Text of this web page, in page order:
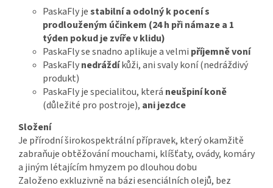
PaskaFly jestabilní a odolný k pocení s
prodlouženým účinkem (24 h při námaze a 1
týden pokud je zvíře v klidu)
PaskaFly se snadno aplikuje a velmi příjemně voní
PaskaFlynedráždíkůži, ani svaly koní (nedráždivý
produkt)
PaskaFly je specialitou, která neušpiní koně
(důležité pro postroje), ani jezdce
Složení
Je přírodní širokospektrální přípravek, který okamžitě
zabraňuje obtěžování mouchami, klíšťaty, ovády, komáry
a jiným létajícím hmyzem po dlouhou dobu
Založeno exkluzivně na bázi esenciálních olejů, bez